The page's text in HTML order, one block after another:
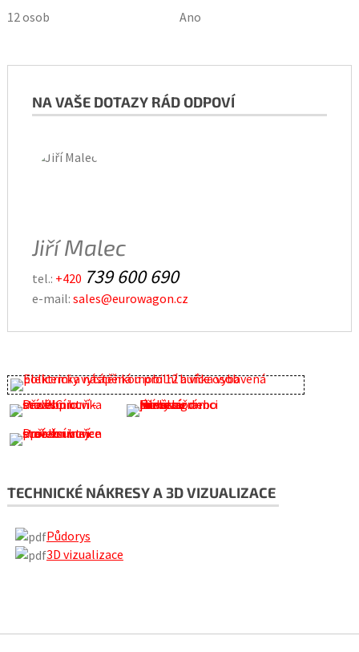
12 osob
Ano
NA VAŠE DOTAZY RÁD ODPOVÍ
Jiří Malec
tel.: +420 739 600 690
e-mail: sales@eurowagon.cz
TECHNICKÉ NÁKRESY A 3D VIZUALIZACE
Půdorys
3D vizualizace